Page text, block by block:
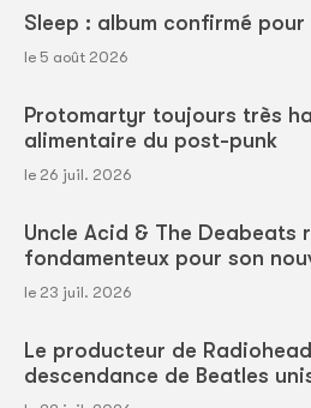
Sleep : album confirmé
le 5 août 2026
Protomartyr toujours très
alimentaire du post-punk
le 26 juil. 2026
Uncle Acid & The Deabeats
fondamenteux pour son
le 23 juil. 2026
Le producteur de
descendance de Beatles